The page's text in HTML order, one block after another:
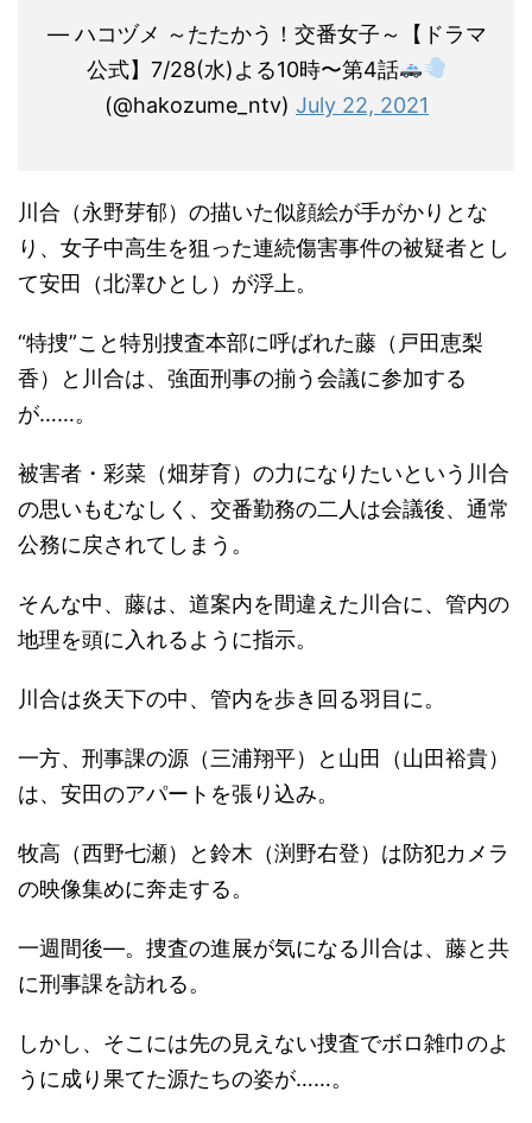
— ハコヅメ ～たたかう！交番女子～【ドラマ
公式】7/28(水)よる10時〜第4話
(@hakozume_ntv) July 22, 2021
川合（永野芽郁）の描いた似顔絵が手がかりとな
り、女子中高生を狙った連続傷害事件の被疑者とし
て安田（北澤ひとし）が浮上。
“特捜”こと特別捜査本部に呼ばれた藤（戸田恵梨
香）と川合は、強面刑事の揃う会議に参加する
が……。
被害者・彩菜（畑芽育）の力になりたいという川合
の思いもむなしく、交番勤務の二人は会議後、通常
公務に戻されてしまう。
そんな中、藤は、道案内を間違えた川合に、管内の
地理を頭に入れるように指示。
川合は炎天下の中、管内を歩き回る羽目に。
一方、刑事課の源（三浦翔平）と山田（山田裕貴）
は、安田のアパートを張り込み。
牧高（西野七瀬）と鈴木（渕野右登）は防犯カメラ
の映像集めに奔走する。
一週間後―。捜査の進展が気になる川合は、藤と共
に刑事課を訪れる。
しかし、そこには先の見えない捜査でボロ雑巾のよ
うに成り果てた源たちの姿が……。